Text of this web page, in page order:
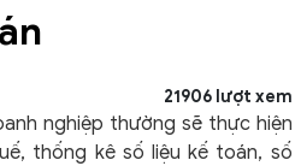
21906 lượt xem
nghiệp thường sẽ thực hiện
thống kê số liệu kế toán, số